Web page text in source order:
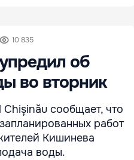
10 835
об
во вторник
сообщает, что
работ
Кишинева
воды.